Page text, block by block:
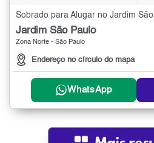
Jardim São Paulo
Zona Norte - São Paulo
Endereço no círculo do mapa
WhatsApp